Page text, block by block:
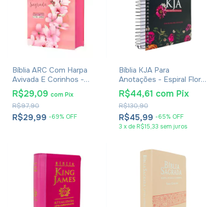
Bíblia ARC Com Harpa
Avivada E Corinhos -
Letra Jumbo - Capa Dura
Ramos Flores
R$29,99 -69% OFF
R$97,90
R$29,09 comPix
Bíblia KJA Para
Anotações - Espiral Floral
Pink
R$45,99 -65% OFF
R$130,90
R$44,61 com Pix
3 x de R$15,33 sem juros